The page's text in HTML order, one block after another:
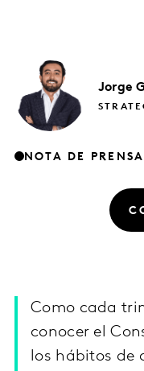
Jorge
NOTA DE PRENSA
Como cada
conocer el
los hábitos de